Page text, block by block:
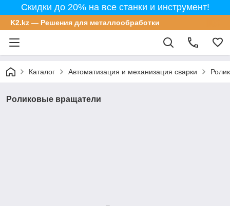
Скидки до 20% на все станки и инструмент!
K2.kz — Решения для металлообработки
Каталог Автоматизация и механизация сварки
Роликовые вращатели